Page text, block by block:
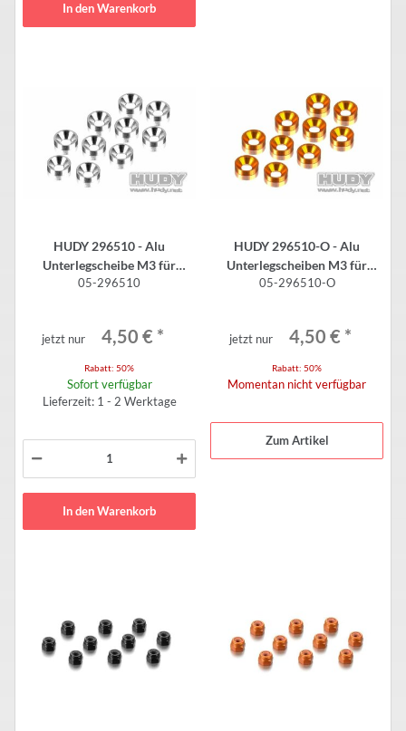
In den Warenkorb
HUDY 296510 - Alu
Unterlegscheibe M3 für
Senkkopfschrauben - silber
05-296510
jetzt nur 4,50 € *
Rabatt: 50%
Sofort verfügbar
Lieferzeit: 1 - 2 Werktage
In den Warenkorb
HUDY 296510-O - Alu
Unterlegscheiben M3 für
Senkkopfschrauben -
05-296510-O
jetzt nur 4,50 € *
Rabatt: 50%
Momentan nicht verfügbar
Zum Artikel